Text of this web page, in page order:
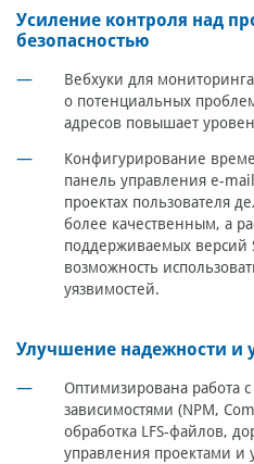
Усиление контроля над
безопасностью
Вебхуки для
о потенциальных
адресов повышает
Конфигурирование
панель управления e-
проектах пользователя
более качественным, а
поддерживаемых версий
возможность
уязвимостей.
Улучшение надежности и
Оптимизирована работа
зависимостями (NPM,
обработка LFS-файлов,
управления проектами и